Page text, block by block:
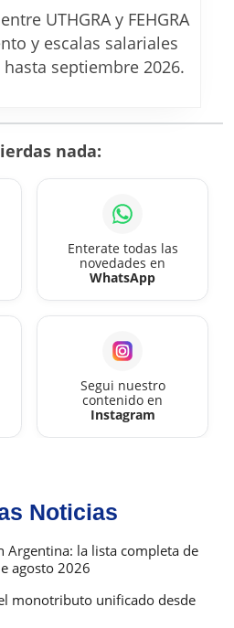
UTHGRA y FEHGRA
y escalas salariales
septiembre 2026.
nada:
Enterate todas las
novedades en
WhatsApp
Segui nuestro
contenido en
Instagram
Noticias
Argentina: la lista completa de
agosto 2026
monotributo unificado desde